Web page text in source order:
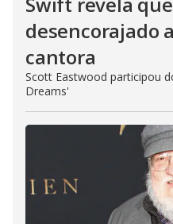
desencorajado
cantora
Scott Eastwood participou
Dreams'